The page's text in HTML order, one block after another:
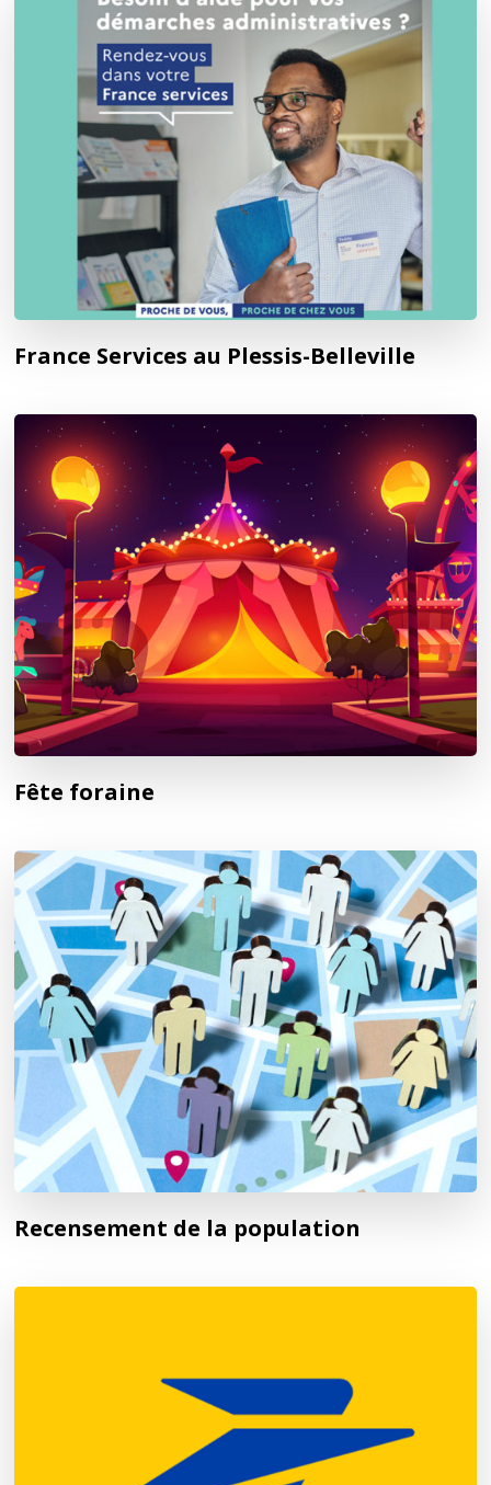
France Services au Plessis-Belleville
Fête foraine
Recensement de la population